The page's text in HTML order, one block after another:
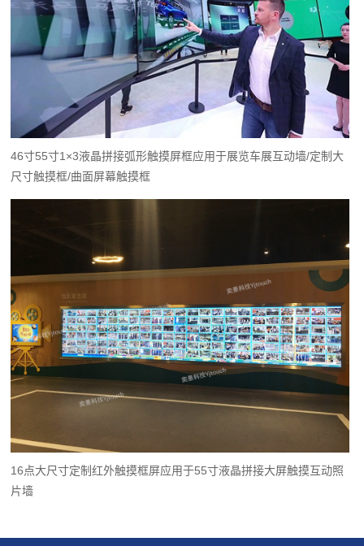
46寸55寸1×3液晶拼接弧形触摸屏框应用于展览车展互动墙/定制大
尺寸触摸框/曲面屏幕触摸框
16点大尺寸定制红外触摸框屏应用于55寸液晶拼接大屏触摸互动照
片墙